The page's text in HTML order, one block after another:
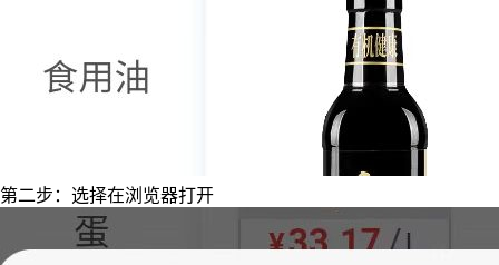
第二步：选择在浏览器打开